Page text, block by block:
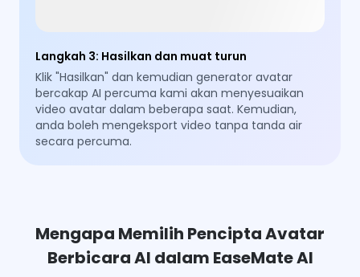
Langkah 3: Hasilkan dan muat turun
Klik "Hasilkan" dan kemudian generator avatar
bercakap AI percuma kami akan menyesuaikan
video avatar dalam beberapa saat. Kemudian,
anda boleh mengeksport video tanpa tanda air
secara percuma.
Mengapa Memilih Pencipta Avatar
Berbicara AI dalam EaseMate AI